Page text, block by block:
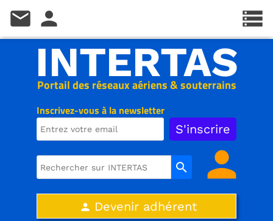
Inscrivez-vous à la newsletter
Portail des réseaux aériens & souterrains
INTERTAS
search person
person Devenir adhérent
storage
mail person